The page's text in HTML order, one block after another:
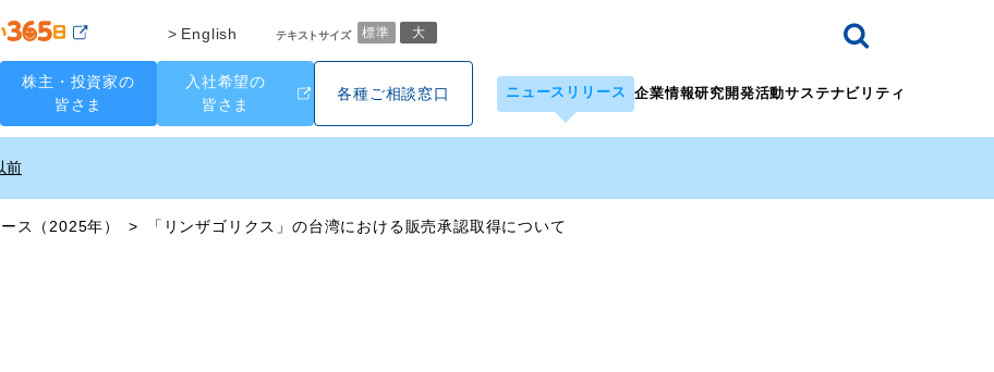
English テキストサイズ 標準 大
株主・投資家の
皆さま
入社希望の
皆さま
各種ご相談窓口 ニュースリリース 企業情報研究開発活動サステナビリティ
ス（2025年） 「リンザゴリクス」の台湾における販売承認取得について